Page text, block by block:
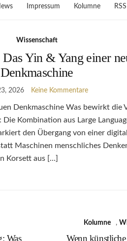
Impressum Kolumne RSS
Wissenschaft
Yin & Yang einer
Denkmaschine
2026 Keine Kommentare
Denkmaschine Was bewirkt die
Kombination aus Large
den Übergang von einer
Maschinen menschliches
Korsett aus […]
Was
Kolumne ,
Wenn